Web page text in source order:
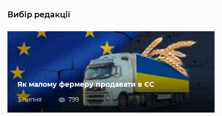
Вибір редакції
Як малому фермеру продавати в ЄС
3 липня 799